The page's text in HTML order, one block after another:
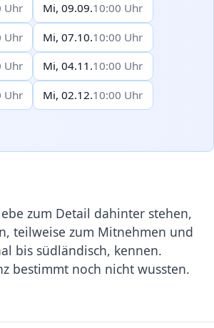
Uhr Mi, 09.09.10:00 Uhr
Uhr Mi, 07.10.10:00 Uhr
Uhr Mi, 04.11.10:00 Uhr
Uhr Mi, 02.12.10:00 Uhr
zum Detail dahinter stehen,
teilweise zum Mitnehmen und
bis südländisch, kennen.
bestimmt noch nicht wussten.